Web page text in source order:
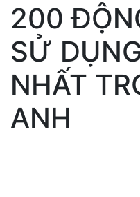
200
SỬ
NHẤT
ANH